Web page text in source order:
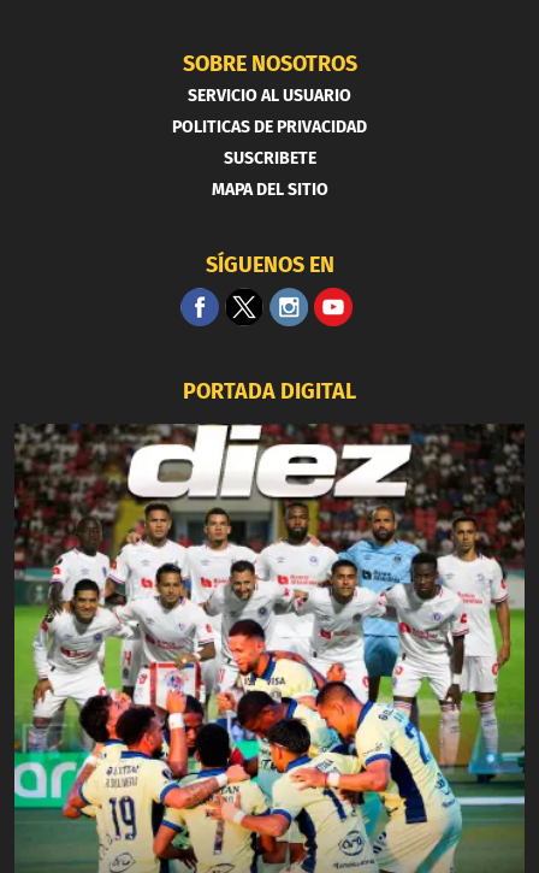
SOBRE NOSOTROS
SERVICIO AL USUARIO
POLITICAS DE PRIVACIDAD
SUSCRIBETE
MAPA DEL SITIO
SÍGUENOS EN
PORTADA DIGITAL